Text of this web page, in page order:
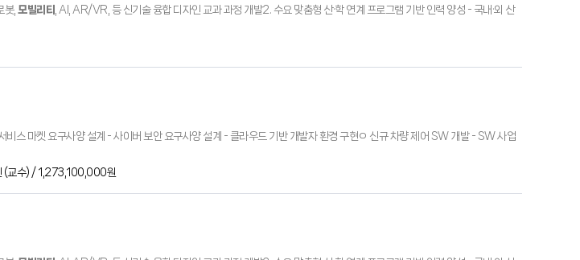
봇, 모빌리티
, AI, AR/VR, 등 신기술 융합 디자인 교과 과정 개발2. 수요 맞춤형 산·학 연계 프로그램 기반 인력 양성 - 국내·외 산
(교수) / 1,273,100,000원